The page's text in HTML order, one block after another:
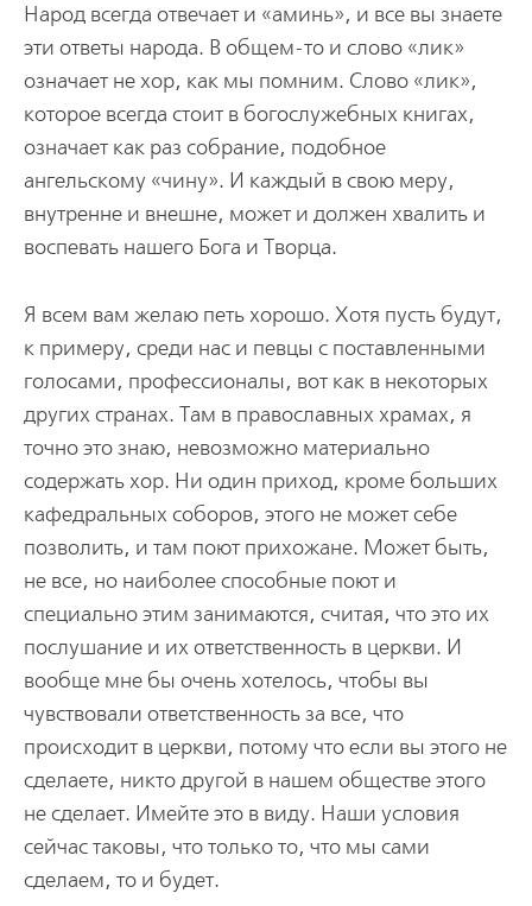
Народ всегда отвечает и «аминь», и все вы знаете
эти ответы народа. В общем-то и слово «лик»
означает не хор, как мы помним. Слово «лик»,
которое всегда стоит в богослужебных книгах,
означает как раз собрание, подобное
ангельскому «чину». И каждый в свою меру,
внутренне и внешне, может и должен хвалить и
воспевать нашего Бога и Творца.
Я всем вам желаю петь хорошо. Хотя пусть будут,
к примеру, среди нас и певцы с поставленными
голосами, профессионалы, вот как в некоторых
других странах. Там в православных храмах, я
точно это знаю, невозможно материально
содержать хор. Ни один приход, кроме больших
кафедральных соборов, этого не может себе
позволить, и там поют прихожане. Может быть,
не все, но наиболее способные поют и
специально этим занимаются, считая, что это их
послушание и их ответственность в церкви. И
вообще мне бы очень хотелось, чтобы вы
чувствовали ответственность за все, что
происходит в церкви, потому что если вы этого не
сделаете, никто другой в нашем обществе этого
не сделает. Имейте это в виду. Наши условия
сейчас таковы, что только то, что мы сами
сделаем, то и будет.